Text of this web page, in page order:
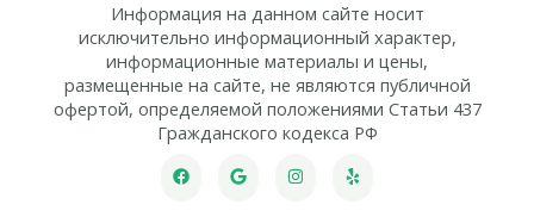
Информация на данном сайте носит
исключительно информационный характер,
информационные материалы и цены,
размещенные на сайте, не являются публичной
офертой, определяемой положениями Статьи 437
Гражданского кодекса РФ